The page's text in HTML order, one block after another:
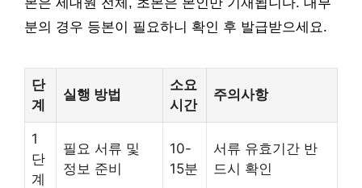
분의 경우 등본이 필요하니 확인 후 발급받으세요.
단
계
실행 방법
소요
시간
주의사항
1
단
계
필요 서류 및
정보 준비
10-
15분
서류 유효기간 반
드시 확인